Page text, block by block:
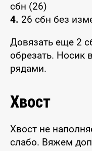
сбн (26)
4. 26 сбн без
Довязать еще 2
обрезать. Носик
рядами.
Хвост
Хвост не
слабо. Вяжем